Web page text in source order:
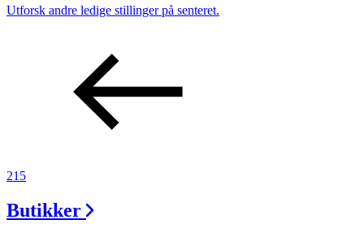
Utforsk andre ledige stillinger på senteret.
215
Butikker